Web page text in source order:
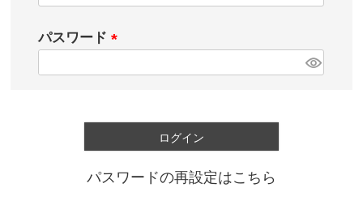
パスワード
ログイン
パスワードの再設定はこちら